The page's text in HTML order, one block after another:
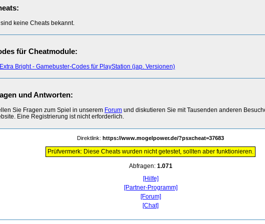
sind keine Cheats bekannt.
für Cheatmodule:
Extra Bright - Gamebuster-Codes für PlayStation (jap. Versionen)
und Antworten:
Sie Fragen zum Spiel in unserem Forum und diskutieren Sie mit Tausenden anderen
Eine Registrierung ist nicht erforderlich.
Direktlink: https://www.mogelpower.de/?psxcheat=37683
Prüfvermerk: Diese Cheats wurden nicht getestet, sollten aber funktionieren.
Abfragen: 1.071
[Hilfe]
[Partner-Programm]
[Forum]
[Chat]